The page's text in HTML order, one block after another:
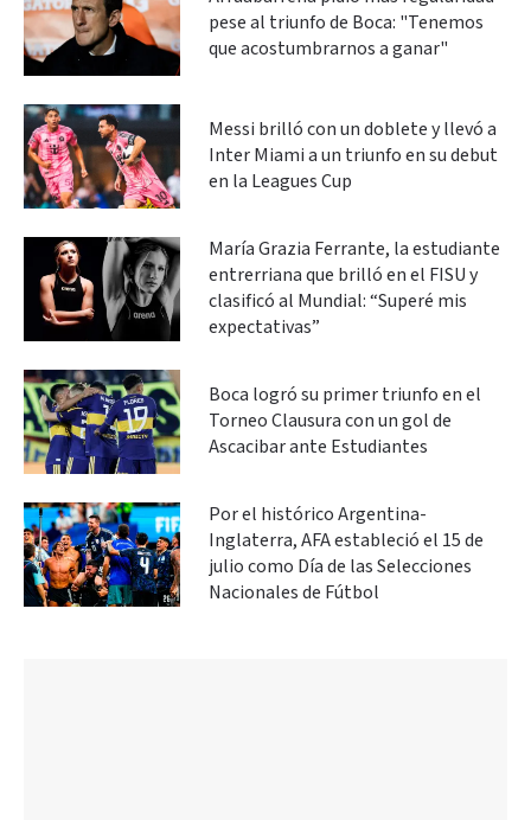
pese al triunfo de Boca: "Tenemos
que acostumbrarnos a ganar"
Messi brilló con un doblete y llevó a
Inter Miami a un triunfo en su debut
en la Leagues Cup
María Grazia Ferrante, la estudiante
entrerriana que brilló en el FISU y
clasificó al Mundial: “Superé mis
expectativas”
Boca logró su primer triunfo en el
Torneo Clausura con un gol de
Ascacibar ante Estudiantes
Por el histórico Argentina-
Inglaterra, AFA estableció el 15 de
julio como Día de las Selecciones
Nacionales de Fútbol